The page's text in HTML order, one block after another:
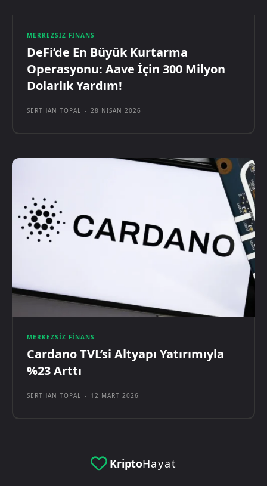
MERKEZSIZ FINANS
DeFi’de En Büyük Kurtarma
Operasyonu: Aave İçin 300 Milyon
Dolarlık Yardım!
SERTHAN TOPAL - 28 NISAN 2026
MERKEZSIZ FINANS
Cardano TVL’si Altyapı Yatırımıyla
%23 Arttı
SERTHAN TOPAL - 12 MART 2026
KriptoHayat